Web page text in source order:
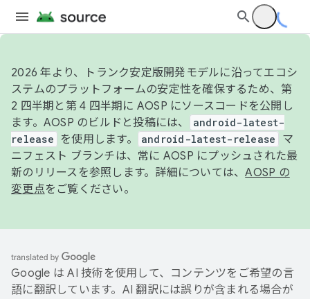
2026 年より、トランク安定版開発モデルに沿ってエコシ
ステムのプラットフォームの安定性を確保するため、第
2 四半期と第 4 四半期に AOSP にソースコードを公開し
ます。AOSP のビルドと投稿には、
android-latest-
release
を使用します。 android-latest-release
マ
ニフェスト ブランチは、常に AOSP にプッシュされた最
新のリリースを参照します。詳細については、AOSP の
変更点をご覧ください。
Google は AI 技術を使用して、コンテンツをご希望の言
語に翻訳しています。AI 翻訳には誤りが含まれる場合が